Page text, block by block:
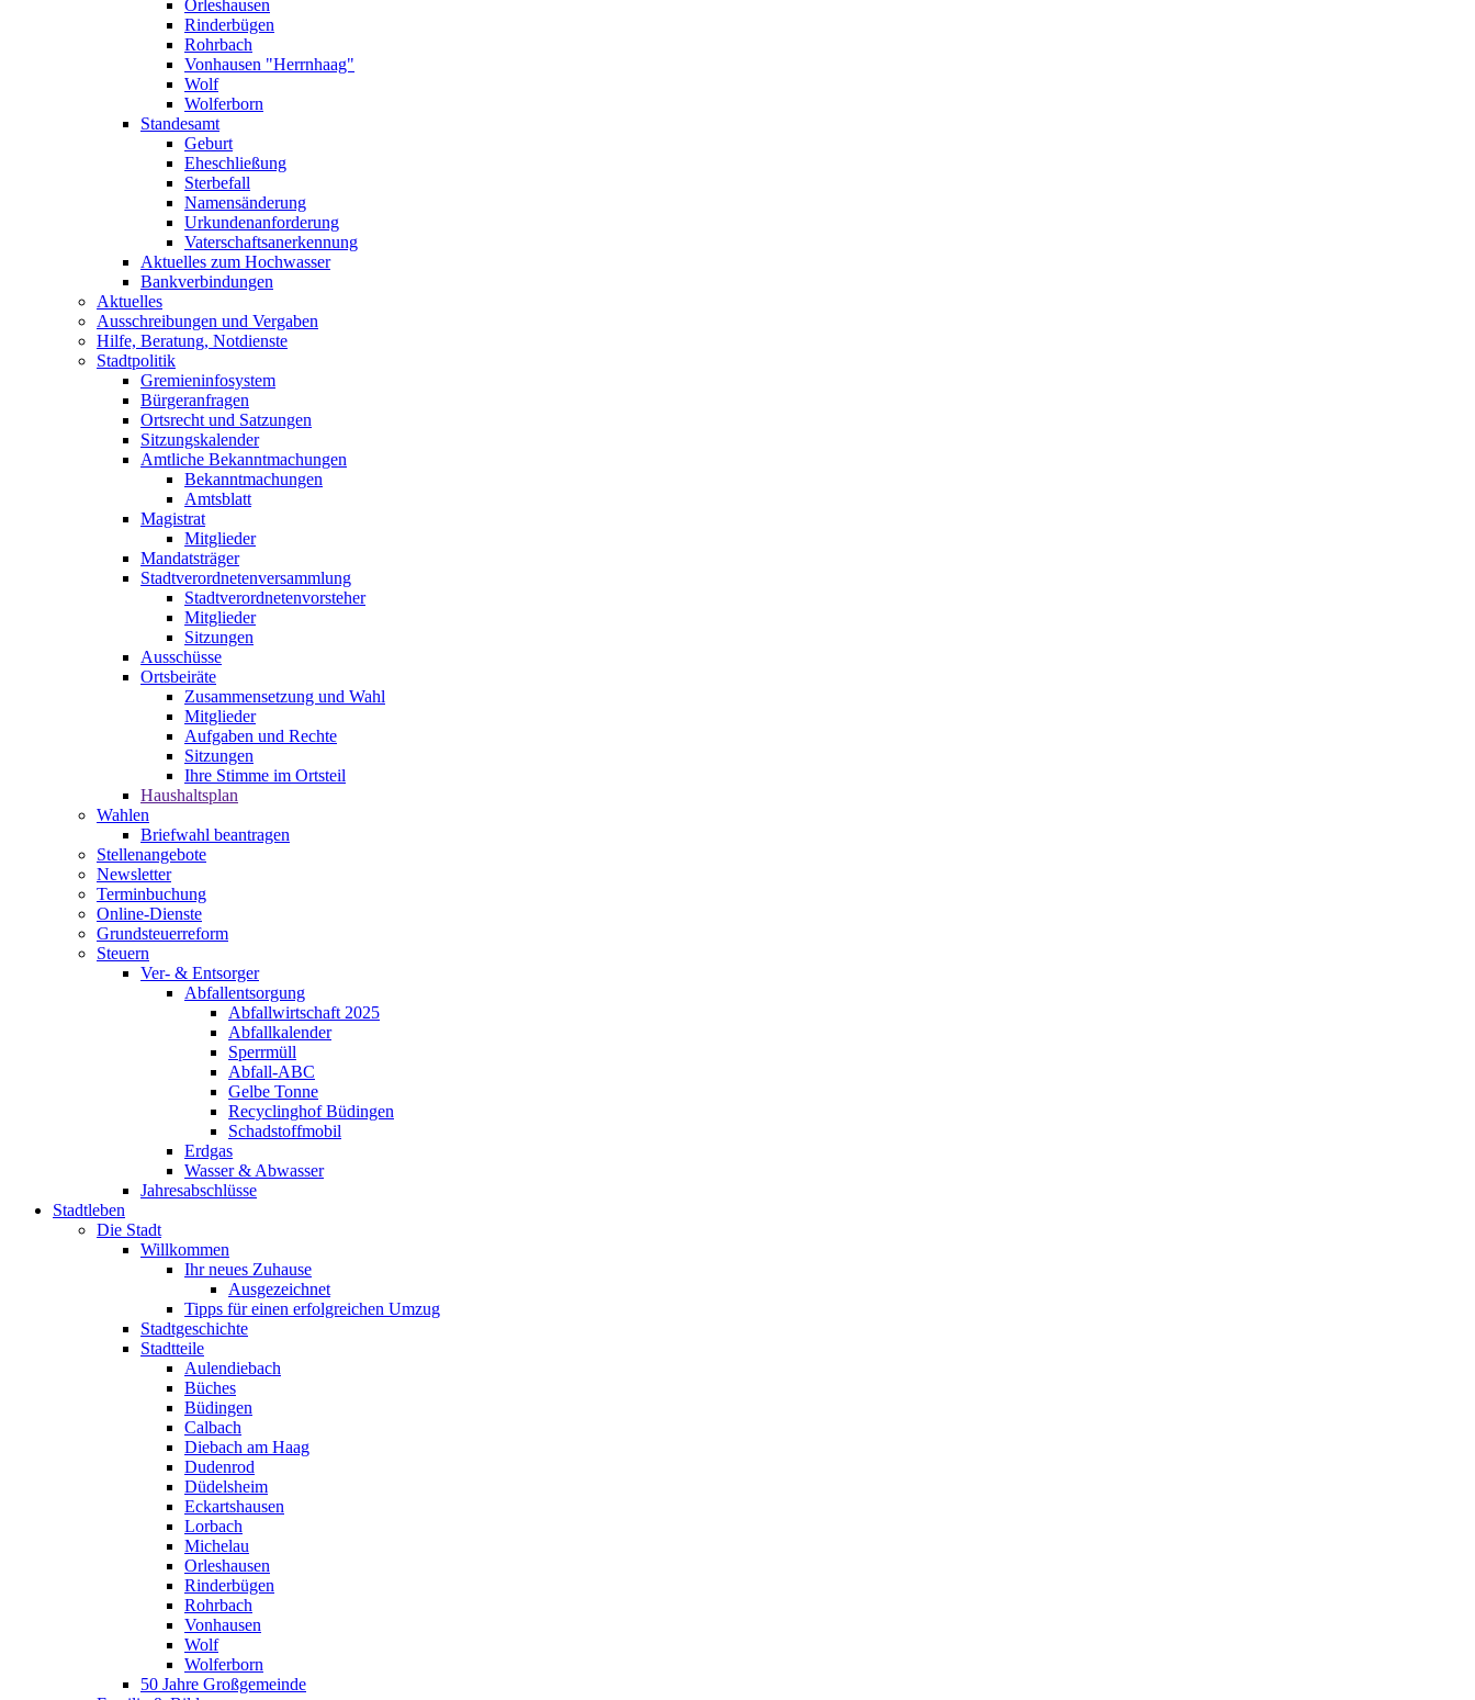
Orleshausen
Rinderbügen
Rohrbach
Vonhausen "Herrnhaag"
Wolf
Wolferborn
Standesamt
Geburt
Eheschließung
Sterbefall
Namensänderung
Urkundenanforderung
Vaterschaftsanerkennung
Aktuelles zum Hochwasser
Bankverbindungen
Aktuelles
Ausschreibungen und Vergaben
Hilfe, Beratung, Notdienste
Stadtpolitik
Gremieninfosystem
Bürgeranfragen
Ortsrecht und Satzungen
Sitzungskalender
Amtliche Bekanntmachungen
Bekanntmachungen
Amtsblatt
Magistrat
Mitglieder
Mandatsträger
Stadtverordnetenversammlung
Stadtverordnetenvorsteher
Mitglieder
Sitzungen
Ausschüsse
Ortsbeiräte
Zusammensetzung und Wahl
Mitglieder
Aufgaben und Rechte
Sitzungen
Ihre Stimme im Ortsteil
Haushaltsplan
Wahlen
Briefwahl beantragen
Stellenangebote
Newsletter
Terminbuchung
Online-Dienste
Grundsteuerreform
Steuern
Ver- & Entsorger
Abfallentsorgung
Abfallwirtschaft 2025
Abfallkalender
Sperrmüll
Abfall-ABC
Gelbe Tonne
Recyclinghof Büdingen
Schadstoffmobil
Erdgas
Wasser & Abwasser
Jahresabschlüsse
Stadtleben
Die Stadt
Willkommen
Ihr neues Zuhause
Ausgezeichnet
Tipps für einen erfolgreichen Umzug
Stadtgeschichte
Stadtteile
Aulendiebach
Büches
Büdingen
Calbach
Diebach am Haag
Dudenrod
Düdelsheim
Eckartshausen
Lorbach
Michelau
Orleshausen
Rinderbügen
Rohrbach
Vonhausen
Wolf
Wolferborn
50 Jahre Großgemeinde